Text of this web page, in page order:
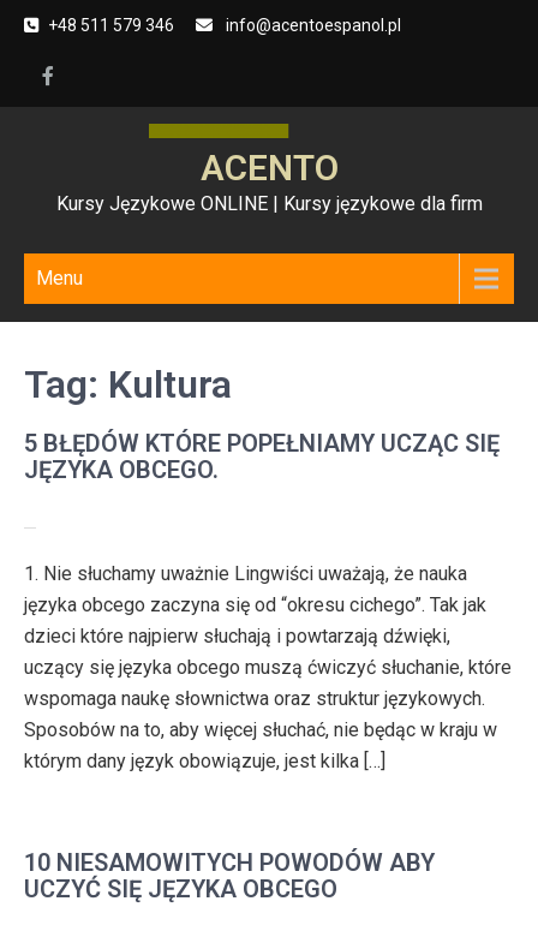
Skip
content
+48 511 579 346 info@acentoespanol.pl
ACENTO
Kursy Językowe ONLINE | Kursy językowe dla firm
Menu
Tag: Kultura
5 BŁĘDÓW KTÓRE POPEŁNIAMY UCZĄC SIĘ
JĘZYKA OBCEGO.
1. Nie słuchamy uważnie Lingwiści uważają, że nauka
języka obcego zaczyna się od “okresu cichego”. Tak jak
dzieci które najpierw słuchają i powtarzają dźwięki,
uczący się języka obcego muszą ćwiczyć słuchanie, które
wspomaga naukę słownictwa oraz struktur językowych.
Sposobów na to, aby więcej słuchać, nie będąc w kraju w
którym dany język obowiązuje, jest kilka […]
10 NIESAMOWITYCH POWODÓW ABY
UCZYĆ SIĘ JĘZYKA OBCEGO